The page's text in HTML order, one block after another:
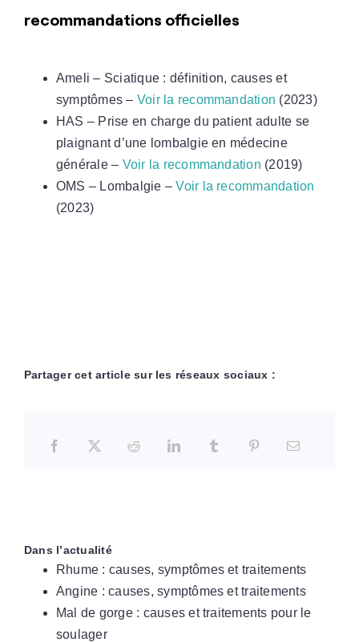
recommandations officielles
Ameli – Sciatique : définition, causes et
symptômes – Voir la recommandation (2023)
HAS – Prise en charge du patient adulte se
plaignant d’une lombalgie en médecine
générale – Voir la recommandation (2019)
OMS – Lombalgie –Voir la recommandation
(2023)
Partager cet article sur les réseaux sociaux :
Dans l’actualité
Rhume : causes, symptômes et traitements
Angine : causes, symptômes et traitements
Mal de gorge : causes et traitements pour le
soulager